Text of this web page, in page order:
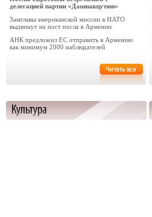
делегацией партии «Дашнакцутюн»
Замглавы американской миссии в НАТО
выдвинут на пост посла в Армении
АНК предложил ЕС отправить в Армению
как минимум 2000 наблюдателей